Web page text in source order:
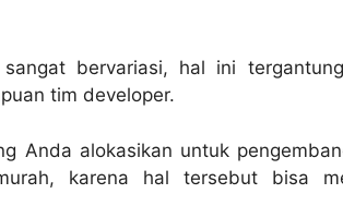
bervariasi, hal ini
tim developer.
Anda alokasikan untuk
karena hal tersebut bisa